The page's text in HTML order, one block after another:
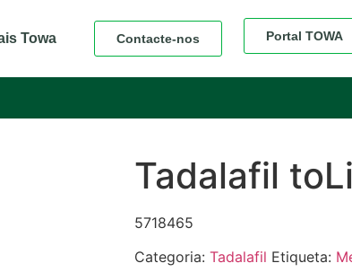
Towa Contacte-nos Portal TOWA
Tadalafil
5718465
Categoria: Tadalafil Etiqueta: